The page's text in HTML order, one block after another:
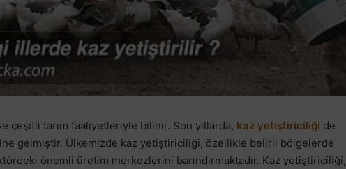
çeşitli tarım faaliyetleriyle bilinir. Son yıllarda, kaz yetiştiriciliği de
gelmiştir. Ülkemizde kaz yetiştiriciliği, özellikle belirli bölgelerde
önemli üretim merkezlerini barındırmaktadır. Kaz yetiştiriciliği,